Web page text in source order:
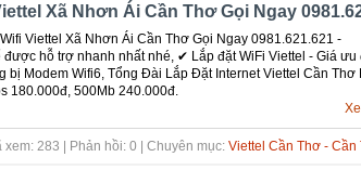
Xã Nhơn Ái Cần Thơ Gọi Ngay
Viettel Xã Nhơn Ái Cần Thơ Gọi Ngay 0981.621.621 -
được hỗ trợ nhanh nhất nhé, ✔ ‎Lắp đặt WiFi Viettel - Giá ưu
bị Modem Wifi6, Tổng Đài Lắp Đặt Internet Viettel Cần Thơ
180.000đ, 500Mb 240.000đ.
283 | Phản hồi: 0 | Chuyên mục: Viettel Cần Thơ - Cần